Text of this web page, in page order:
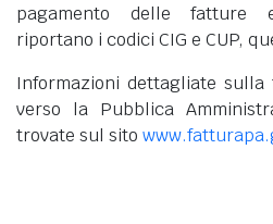
pagamento delle fatture
riportano i codici CIG e CUP,
Informazioni dettagliate
verso la Pubblica
trovate sul sito